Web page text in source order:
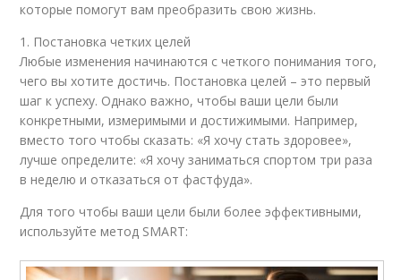
которые помогут вам преобразить свою жизнь.
1. Постановка четких целей
Любые изменения начинаются с четкого понимания того,
чего вы хотите достичь. Постановка целей – это первый
шаг к успеху. Однако важно, чтобы ваши цели были
конкретными, измеримыми и достижимыми. Например,
вместо того чтобы сказать: «Я хочу стать здоровее»,
лучше определите: «Я хочу заниматься спортом три раза
в неделю и отказаться от фастфуда».
Для того чтобы ваши цели были более эффективными,
используйте метод SMART: